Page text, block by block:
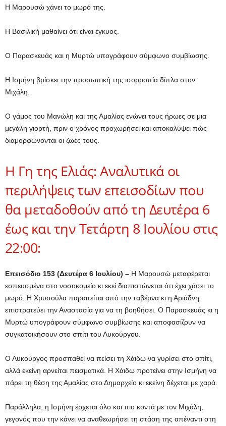
Η Μαρουσώ χάνει το μωρό της.
Η Βασιλική μαθαίνει ότι είναι έγκυος.
Ο Παρασκευάς και η Μυρτώ υπογράφουν σύμφωνο συμβίωσης.
Η Ισμήνη βρίσκει την προσωπική της ισορροπία δίπλα στον
Μιχάλη.
Ο γάμος του Μανώλη και της Αμαλίας ενώνει τους ήρωες σε μια
μεγάλη γιορτή, πριν ο χρόνος προχωρήσει και αποκαλύψει πώς
διαμορφώνονται οι ζωές τους.
Η Γη της Ελιάς: Αναλυτικά οι
περιλήψεις των επεισοδίων που
θα μεταδοθούν από τη Δευτέρα 6
έως και την Τετάρτη 8 Ιουλίου στις
22:00:
Επεισόδιο 153 (Δευτέρα 6 Ιουλίου) – Η Μαρουσώ μεταφέρεται
εσπευσμένα στο νοσοκομείο κι εκεί διαπιστώνεται ότι έχει χάσει το
μωρό. Η Χρυσούλα παραιτείται από την ταβέρνα κι η Αριάδνη
επιστρατεύει την Αναστασία για να τη βοηθήσει. Ο Παρασκευάς κι η
Μυρτώ υπογράφουν σύμφωνο συμβίωσης και αποφασίζουν να
συγκατοικήσουν στο σπίτι του Λυκούργου.
Ο Λυκούργος προσπαθεί να πείσει τη Χάιδω να γυρίσει στο σπίτι,
αλλά εκείνη αρνείται πεισματικά. Η Χάιδω προτείνει στην Ισμήνη να
πάρει τη θέση της Αμαλίας στο Δημαρχείο κι εκείνη δέχεται με χαρά.
Παράλληλα, η Ισμήνη έρχεται όλο και πιο κοντά με τον Μιχάλη,
γεγονός που την κάνει να αναθεωρήσει τη στάση της απέναντι στη